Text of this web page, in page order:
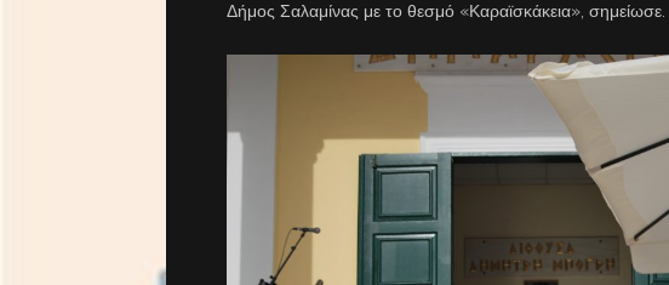
Δήμος Σαλαμίνας με το θεσμό «Καραϊσκάκεια», σημείωσε.